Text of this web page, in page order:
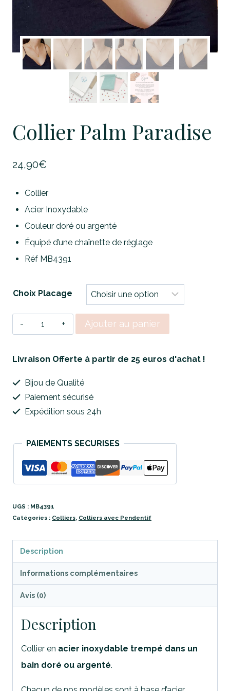
Collier Palm Paradise
24,90€
Collier
Acier Inoxydable
Couleur doré ou argenté
Équipé d’une chaînette de réglage
Réf MB4391
Choix Placage
quantité
de
Collier
Paradise
Ajouter au panier
Livraison Offerte à partir de 25 euros d'achat !
Bijou de Qualité
Paiement sécurisé
Expédition sous 24h
PAIEMENTS SECURISES
UGS : MB4391
Catégories : Colliers, Colliers avec Pendentif
Description
Informations complémentaires
Avis (0)
Description
Collier en acier inoxydable trempé dans un
bain doré ou argenté.